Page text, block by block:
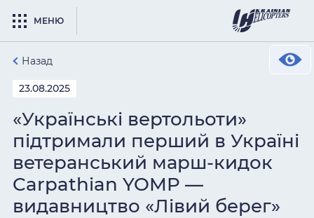
МЕНЮ
Назад
23.08.2025
«Українські вертольоти»
підтримали перший в Україні
ветеранський марш-кидок
Carpathian YOMP —
видавництво «Лівий берег»